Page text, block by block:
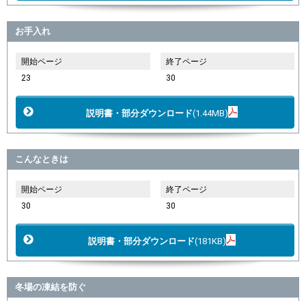
お手入れ
開始ページ
23
終了ページ
30
説明書・部分ダウンロード(1.44MB)
こんなときは
開始ページ
30
終了ページ
30
説明書・部分ダウンロード(181KB)
冬場の凍結を防ぐ